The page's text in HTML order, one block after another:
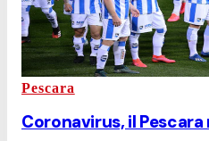
Pescara
Coronavirus, il